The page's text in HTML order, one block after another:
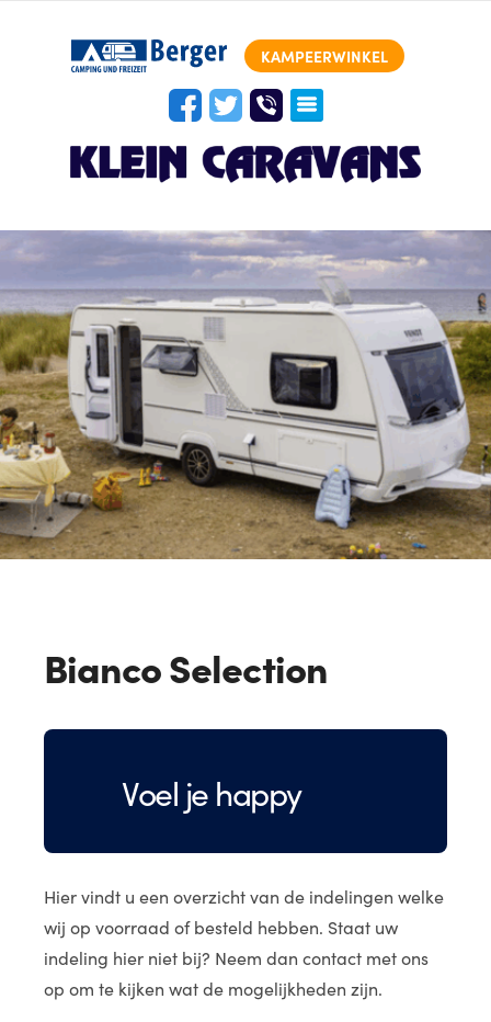
KAMPEERWINKEL
Bianco Selection
Voel je happy
Hier vindt u een overzicht van de indelingen welke
wij op voorraad of besteld hebben. Staat uw
indeling hier niet bij? Neem dan contact met ons
op om te kijken wat de mogelijkheden zijn.